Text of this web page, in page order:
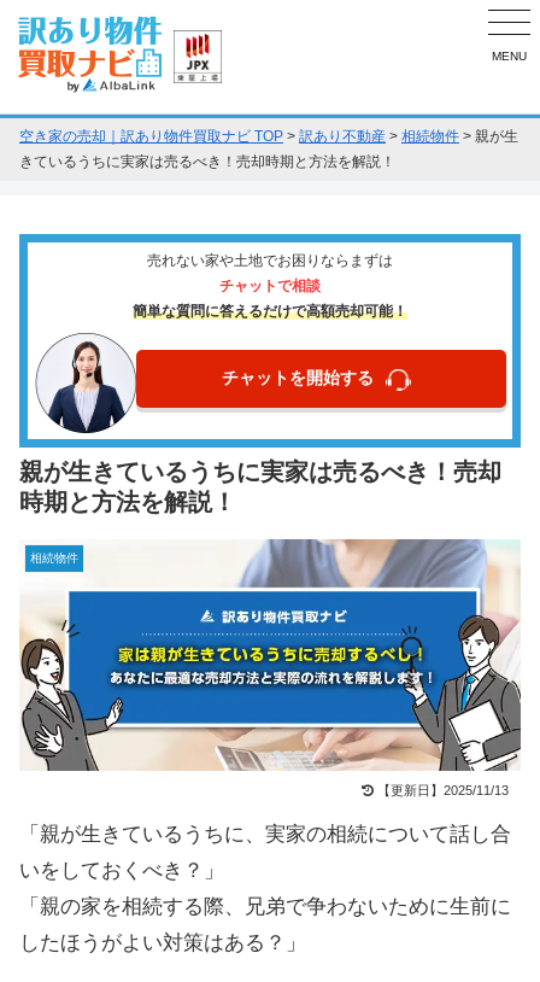
MENU
空き家の売却｜訳あり物件買取ナビ TOP > 訳あり不動産 > 相続物件 > 親が生
きているうちに実家は売るべき！売却時期と方法を解説！
売れない家や土地でお困りならまずは
チャットで相談
簡単な質問に答えるだけで高額売却可能！
チャットを開始する
親が生きているうちに実家は売るべき！売却
時期と方法を解説！
相続物件
【更新日】2025/11/13
「親が生きているうちに、実家の相続について話し合
いをしておくべき？」
「親の家を相続する際、兄弟で争わないために生前に
したほうがよい対策はある？」